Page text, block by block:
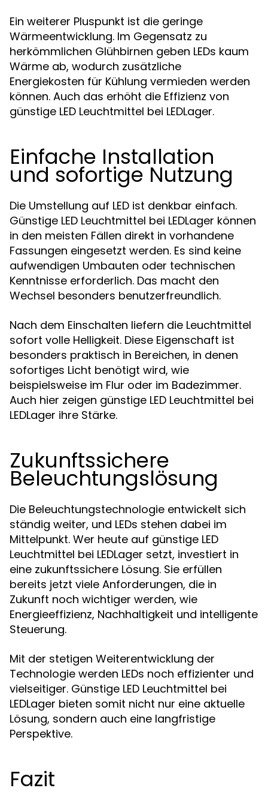
Ein weiterer Pluspunkt ist die geringe
Wärmeentwicklung. Im Gegensatz zu
herkömmlichen Glühbirnen geben LEDs kaum
Wärme ab, wodurch zusätzliche
Energiekosten für Kühlung vermieden werden
können. Auch das erhöht die Effizienz von
günstige LED Leuchtmittel bei LEDLager.
Einfache Installation
und sofortige Nutzung
Die Umstellung auf LED ist denkbar einfach.
Günstige LED Leuchtmittel bei LEDLager können
in den meisten Fällen direkt in vorhandene
Fassungen eingesetzt werden. Es sind keine
aufwendigen Umbauten oder technischen
Kenntnisse erforderlich. Das macht den
Wechsel besonders benutzerfreundlich.
Nach dem Einschalten liefern die Leuchtmittel
sofort volle Helligkeit. Diese Eigenschaft ist
besonders praktisch in Bereichen, in denen
sofortiges Licht benötigt wird, wie
beispielsweise im Flur oder im Badezimmer.
Auch hier zeigen günstige LED Leuchtmittel bei
LEDLager ihre Stärke.
Zukunftssichere
Beleuchtungslösung
Die Beleuchtungstechnologie entwickelt sich
ständig weiter, und LEDs stehen dabei im
Mittelpunkt. Wer heute auf günstige LED
Leuchtmittel bei LEDLager setzt, investiert in
eine zukunftssichere Lösung. Sie erfüllen
bereits jetzt viele Anforderungen, die in
Zukunft noch wichtiger werden, wie
Energieeffizienz, Nachhaltigkeit und intelligente
Steuerung.
Mit der stetigen Weiterentwicklung der
Technologie werden LEDs noch effizienter und
vielseitiger. Günstige LED Leuchtmittel bei
LEDLager bieten somit nicht nur eine aktuelle
Lösung, sondern auch eine langfristige
Perspektive.
Fazit